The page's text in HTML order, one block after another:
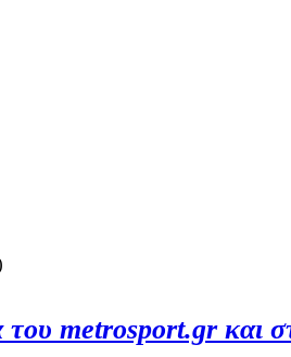
metrosport.gr και